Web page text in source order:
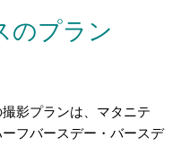
のプラン
影プランは、マタニテ
フバースデー・バースデ